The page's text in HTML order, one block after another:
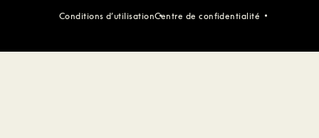
Conditions d’utilisationCentre de confidentialité